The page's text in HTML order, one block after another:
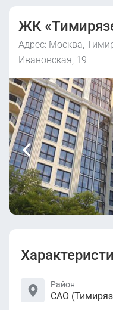
ЖК
Адрес: Москва,
Ивановская, 19
Район
САО